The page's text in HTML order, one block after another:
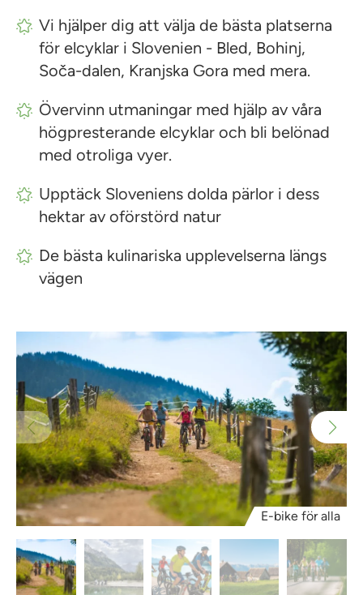
Vi hjälper dig att välja de bästa platserna
för elcyklar i Slovenien - Bled, Bohinj,
Soča-dalen, Kranjska Gora med mera.
Övervinn utmaningar med hjälp av våra
högpresterande elcyklar och bli belönad
med otroliga vyer.
Upptäck Sloveniens dolda pärlor i dess
hektar av oförstörd natur
De bästa kulinariska upplevelserna längs
vägen
E-bike för alla